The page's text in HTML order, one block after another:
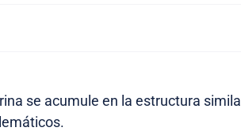
se acumule en la estructura